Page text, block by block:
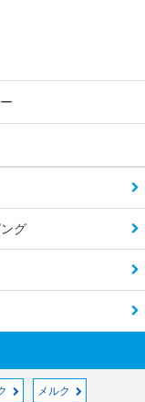
グ
メルク